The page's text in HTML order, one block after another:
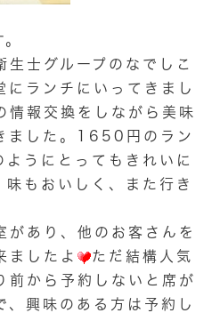
生士グループのなでしこ
にランチにいってきまし
情報交換をしながら美味
ました。1650円のラン
ようにとってもきれいに
味もおいしく、また行き
があり、他のお客さんを
ましたよ
ただ結構人気
前から予約しないと席が
、興味のある方は予約し